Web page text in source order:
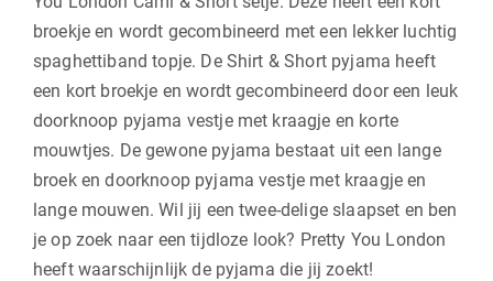
broekje en wordt gecombineerd met een lekker luchtig
spaghettiband topje. De Shirt & Short pyjama heeft
een kort broekje en wordt gecombineerd door een leuk
doorknoop pyjama vestje met kraagje en korte
mouwtjes. De gewone pyjama bestaat uit een lange
broek en doorknoop pyjama vestje met kraagje en
lange mouwen. Wil jij een twee-delige slaapset en ben
je op zoek naar een tijdloze look? Pretty You London
heeft waarschijnlijk de pyjama die jij zoekt!